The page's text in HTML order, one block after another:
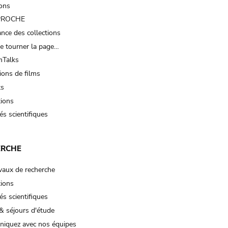
des collections
tourner la page…
de films
scientifiques
de recherche
scientifiques
séjours d'étude
avec nos équipes